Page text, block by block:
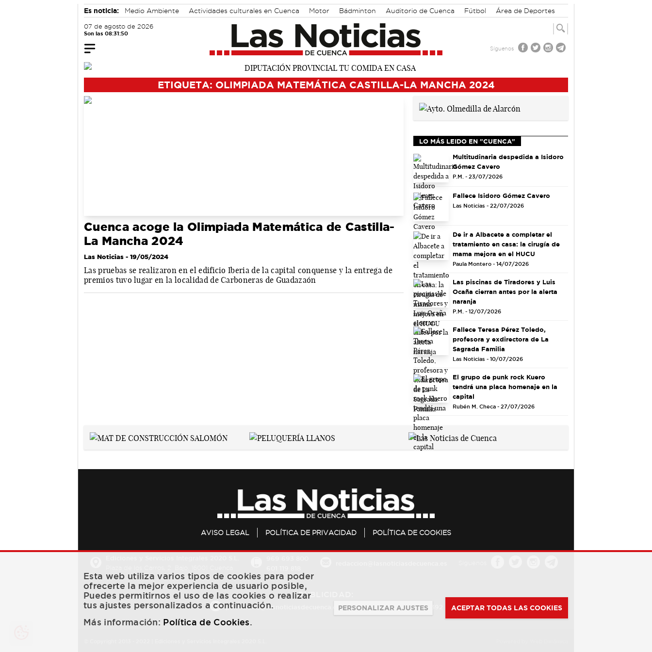
Es noticia: Medio Ambiente Actividades culturales en Cuenca Motor Bádminton Auditorio de Cuenca Fútbol Área de Deportes
07 de agosto de 2026
Son las 08:31:51
Síguenos
ETIQUETA: OLIMPIADA MATEMÁTICA CASTILLA-LA MANCHA 2024
Cuenca acoge la Olimpiada Matemática de Castilla-
La Mancha 2024
Las Noticias - 19/05/2024
Las pruebas se realizaron en el edificio Iberia de la capital conquense y la entrega de
premios tuvo lugar en la localidad de Carboneras de Guadazaón
LO MÁS LEIDO EN "CUENCA"
Multitudinaria despedida a Isidoro
Gómez Cavero
P.M. - 23/07/2026
Fallece Isidoro Gómez Cavero
Las Noticias - 22/07/2026
De ir a Albacete a completar el
tratamiento en casa: la cirugía de
mama mejora en el HUCU
Paula Montero - 14/07/2026
Las piscinas de Tiradores y Luis
Ocaña cierran antes por la alerta
naranja
P.M. - 12/07/2026
Fallece Teresa Pérez Toledo,
profesora y exdirectora de La
Sagrada Familia
Las Noticias - 10/07/2026
El grupo de punk rock Kuero
tendrá una placa homenaje en la
capital
Rubén M. Checa - 27/07/2026
AVISO LEGAL POLÍTICA DE PRIVACIDAD POLÍTICA DE COOKIES
PUBLICIDAD:
publicidad@lasnoticiasdecuenca.es 684 126 573 / 670 726 392
Esta web utiliza varios tipos de cookies para poder
ofrecerte la mejor experiencia de usuario posible,
Puedes permitirnos el uso de las cookies o realizar
tus ajustes personalizados a continuación.
Más información: Política de Cookies.
PERSONALIZAR AJUSTES ACEPTAR TODAS LAS COOKIES